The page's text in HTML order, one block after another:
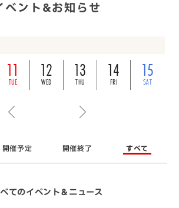
ベント&お知らせ
11
TUE
12
WED
13
THU
14
FRI
15
SAT
開催予定 開催終了 すべて
てのイベント＆ニュース